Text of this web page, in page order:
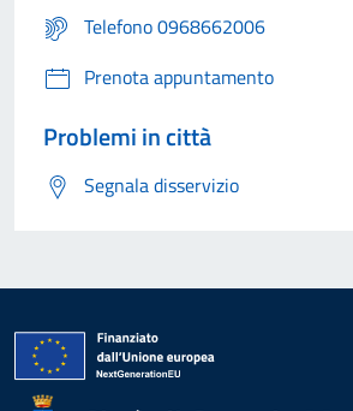
Telefono 0968662006
Prenota appuntamento
Problemi in città
Segnala disservizio